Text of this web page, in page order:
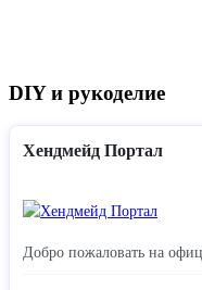
DIY и рукоделие
Хендмейд Портал
Добро пожаловать на